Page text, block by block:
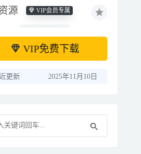
源 VIP会员专属
VIP免费下载
更新 2025年11月10日